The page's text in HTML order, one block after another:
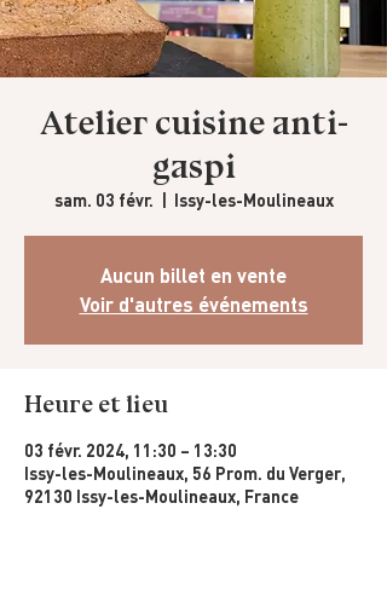
Atelier cuisine anti-
gaspi
sam. 03 févr. Issy-les-Moulineaux
Aucun billet en vente
Voir d'autres événements
Heure et lieu
03 févr. 2024, 11:30 – 13:30
Issy-les-Moulineaux, 56 Prom. du Verger,
92130 Issy-les-Moulineaux, France